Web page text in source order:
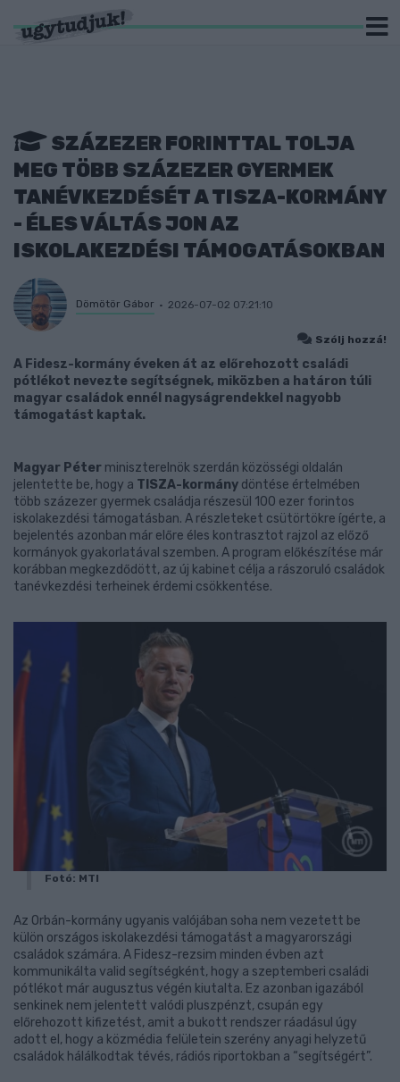
SZÁZEZER FORINTTAL TOLJA
MEG TÖBB SZÁZEZER GYERMEK
TANÉVKEZDÉSÉT A TISZA-KORMÁNY
- ÉLES VÁLTÁS JON AZ
ISKOLAKEZDÉSI TÁMOGATÁSOKBAN
Dömötör Gábor 2026-07-02 07:21:10
Szólj hozzá!
A Fidesz-kormány éveken át az előrehozott családi
pótlékot nevezte segítségnek, miközben a határon túli
magyar családok ennél nagyságrendekkel nagyobb
támogatást kaptak.
Magyar Péter miniszterelnök szerdán közösségi oldalán
jelentette be, hogy a TISZA-kormány döntése értelmében
több százezer gyermek családja részesül 100 ezer forintos
iskolakezdési támogatásban. A részleteket csütörtökre ígérte, a
bejelentés azonban már előre éles kontrasztot rajzol az előző
kormányok gyakorlatával szemben. A program előkészítése már
korábban megkezdődött, az új kabinet célja a rászoruló családok
tanévkezdési terheinek érdemi csökkentése.
Fotó: MTI
Az Orbán-kormány ugyanis valójában soha nem vezetett be
külön országos iskolakezdési támogatást a magyarországi
családok számára. A Fidesz-rezsim minden évben azt
kommunikálta valid segítségként, hogy a szeptemberi családi
pótlékot már augusztus végén kiutalta. Ez azonban igazából
senkinek nem jelentett valódi pluszpénzt, csupán egy
előrehozott kifizetést, amit a bukott rendszer ráadásul úgy
adott el, hogy a közmédia felületein szerény anyagi helyzetű
családok hálálkodtak tévés, rádiós riportokban a “segítségért”.